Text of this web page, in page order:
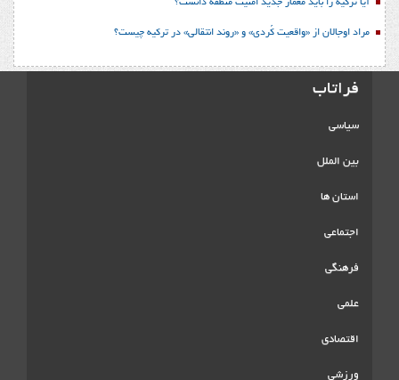
آیا ترکیه را باید معمار جدید امنیت منطقه دانست؟
مراد اوجالان از «واقعیت کُردی» و «روند انتقالی» در ترکیه چیست؟
فراتاب
سیاسی
بین الملل
استان ها
اجتماعی
فرهنگی
علمی
اقتصادی
ورزشی